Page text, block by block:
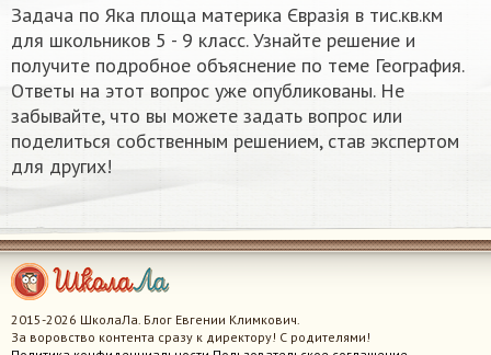
Задача по Яка площа материка Євразія в тис.кв.км ​
для школьников 5 - 9 класс. Узнайте решение и
получите подробное объяснение по теме География.
Ответы на этот вопрос уже опубликованы. Не
забывайте, что вы можете задать вопрос или
поделиться собственным решением, став экспертом
для других!
2015-2026 ШколаЛа. Блог Евгении Климкович.
За воровство контента сразу к директору! С родителями!